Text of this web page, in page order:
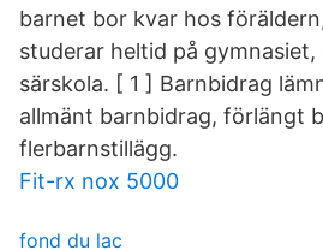
barnet bor kvar hos
studerar heltid på gymnasiet,
särskola. [ 1 ] Barnbidrag
allmänt barnbidrag, förlängt
flerbarnstillägg.
Fit-rx nox 5000
fond du lac